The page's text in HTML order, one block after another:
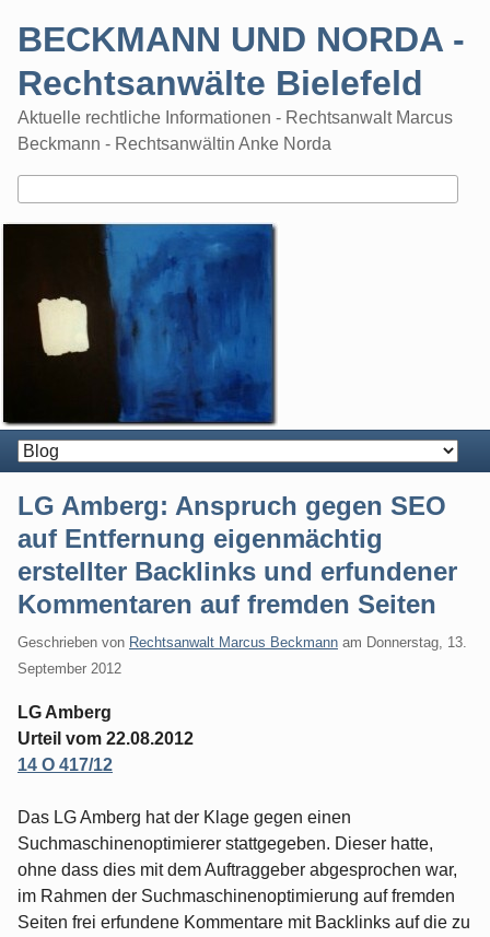
BECKMANN UND NORDA -
Rechtsanwälte Bielefeld
Aktuelle rechtliche Informationen - Rechtsanwalt Marcus
Beckmann - Rechtsanwältin Anke Norda
LG Amberg: Anspruch gegen SEO
auf Entfernung eigenmächtig
erstellter Backlinks und erfundener
Kommentaren auf fremden Seiten
Geschrieben von Rechtsanwalt Marcus Beckmann am Donnerstag, 13.
September 2012
LG Amberg
Urteil vom 22.08.2012
14 O 417/12
Das LG Amberg hat der Klage gegen einen
Suchmaschinenoptimierer stattgegeben. Dieser hatte,
ohne dass dies mit dem Auftraggeber abgesprochen war,
im Rahmen der Suchmaschinenoptimierung auf fremden
Seiten frei erfundene Kommentare mit Backlinks auf die zu